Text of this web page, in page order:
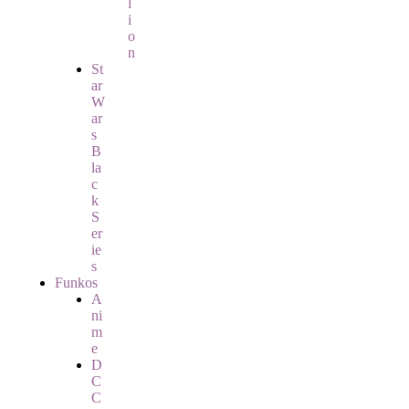
l
i
o
n
St
ar
W
ar
s
B
la
c
k
S
er
ie
s
Funkos
A
ni
m
e
D
C
C